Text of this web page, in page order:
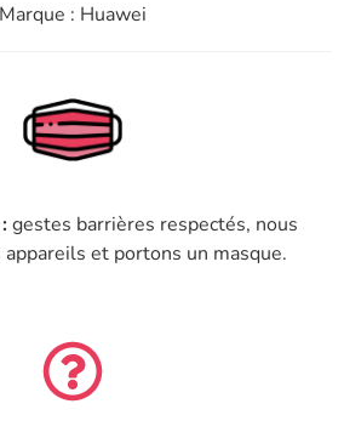
Marque : Huawei
gestes barrières respectés, nous
et portons un masque.